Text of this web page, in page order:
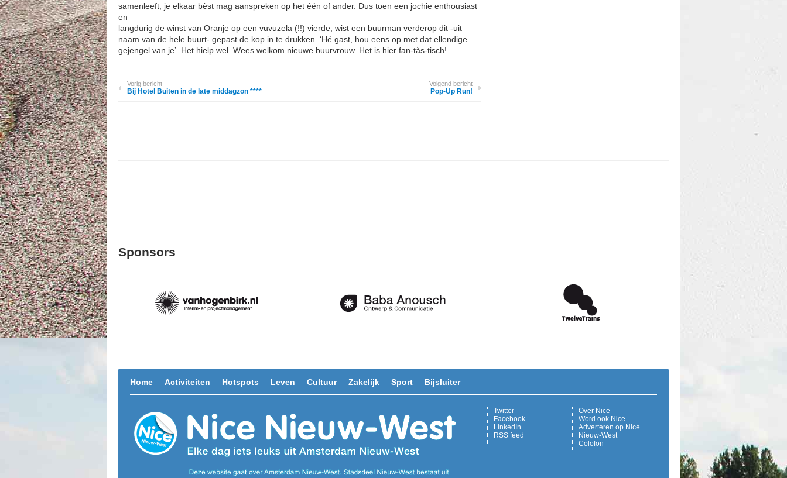
samenleeft, je elkaar bèst mag aanspreken op het één of ander. Dus toen een jochie enthousiast
en
langdurig de winst van Oranje op een vuvuzela (!!) vierde, wist een buurman verderop dit -uit
naam van de hele buurt- gepast de kop in te drukken. ‘Hé gast, hou eens op met dat ellendige
gejengel van je’. Het hielp wel. Wees welkom nieuwe buurvrouw. Het is hier fan-tàs-tisch!
Vorig bericht
Bij Hotel Buiten in de late middagzon ****
Volgend bericht
Pop-Up Run!
Sponsors
Home Activiteiten Hotspots Leven Cultuur Zakelijk Sport Bijsluiter
Over Nice
Word ook Nice
Adverteren op Nice
Nieuw-West
Colofon
Twitter
Facebook
LinkedIn
RSS feed